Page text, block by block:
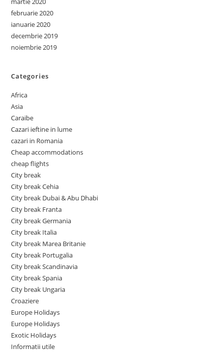
februarie 2020
ianuarie 2020
decembrie 2019
noiembrie 2019
Categories
Africa
Asia
Caraibe
Cazari ieftine in lume
cazari in Romania
Cheap accommodations
cheap flights
City break
City break Cehia
City break Dubai & Abu Dhabi
City break Franta
City break Germania
City break Italia
City break Marea Britanie
City break Portugalia
City break Scandinavia
City break Spania
City break Ungaria
Croaziere
Europe Holidays
Europe Holidays
Exotic Holidays
Informatii utile